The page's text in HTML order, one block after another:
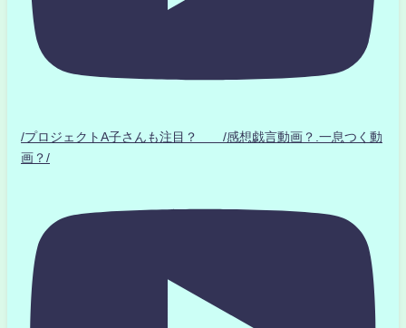
/プロジェクトA子さんも注目？ /感想戯言動画？.一息つく動
画？/